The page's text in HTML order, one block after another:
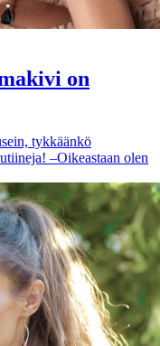
on
tykkäänkö
–Oikeastaan olen